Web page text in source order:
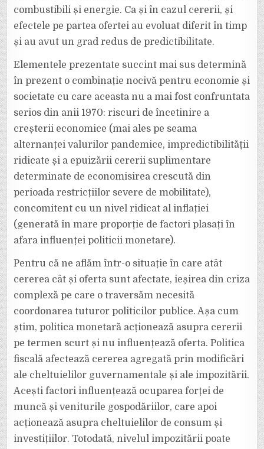
combustibili și energie. Ca și în cazul cererii, și
efectele pe partea ofertei au evoluat diferit în timp
și au avut un grad redus de predictibilitate.
Elementele prezentate succint mai sus determină
în prezent o combinație nocivă pentru economie și
societate cu care aceasta nu a mai fost confruntata
serios din anii 1970: riscuri de încetinire a
creșterii economice (mai ales pe seama
alternanței valurilor pandemice, impredictibilității
ridicate și a epuizării cererii suplimentare
determinate de economisirea crescută din
perioada restricțiilor severe de mobilitate),
concomitent cu un nivel ridicat al inflației
(generată în mare proporție de factori plasați în
afara influenței politicii monetare).
Pentru că ne aflăm într-o situație în care atât
cererea cât și oferta sunt afectate, ieșirea din criza
complexă pe care o traversăm necesită
coordonarea tuturor politicilor publice. Așa cum
știm, politica monetară acționează asupra cererii
pe termen scurt și nu influențează oferta. Politica
fiscală afectează cererea agregată prin modificări
ale cheltuielilor guvernamentale și ale impozitării.
Acești factori influențează ocuparea forței de
muncă și veniturile gospodăriilor, care apoi
acționează asupra cheltuielilor de consum și
investițiilor. Totodată, nivelul impozitării poate